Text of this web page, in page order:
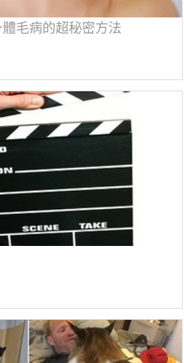
毛病的超秘密方法